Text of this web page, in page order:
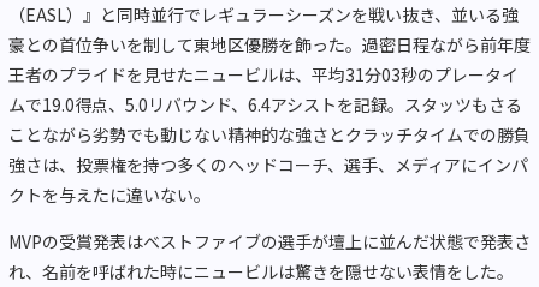
（EASL）』と同時並行でレギュラーシーズンを戦い抜き、並いる強
豪との首位争いを制して東地区優勝を飾った。過密日程ながら前年度
王者のプライドを見せたニュービルは、平均31分03秒のプレータイ
ムで19.0得点、5.0リバウンド、6.4アシストを記録。スタッツもさる
ことながら劣勢でも動じない精神的な強さとクラッチタイムでの勝負
強さは、投票権を持つ多くのヘッドコーチ、選手、メディアにインパ
クトを与えたに違いない。
MVPの受賞発表はベストファイブの選手が壇上に並んだ状態で発表さ
れ、名前を呼ばれた時にニュービルは驚きを隠せない表情をした。